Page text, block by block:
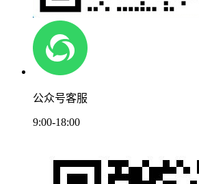
公众号客服
9:00-18:00